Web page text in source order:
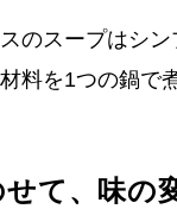
のスープはシ
料を1つの鍋で
て、味の